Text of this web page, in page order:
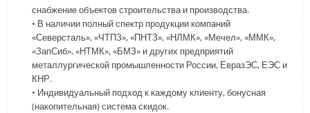
снабжение объектов строительства и производства.
• В наличии полный спектр продукции компаний
«Северсталь», «ЧТПЗ», «ПНТЗ», «НЛМК», «Мечел», «ММК»,
«ЗапСиб», «НТМК», «БМЗ» и других предприятий
металлургической промышленности России, ЕвразЭС, ЕЭС и
КНР.
• Индивидуальный подход к каждому клиенту, бонусная
(накопительная) система скидок.